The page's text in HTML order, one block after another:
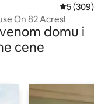
Prosečna
5 (309)
On 82 Acres!
domu i
cene